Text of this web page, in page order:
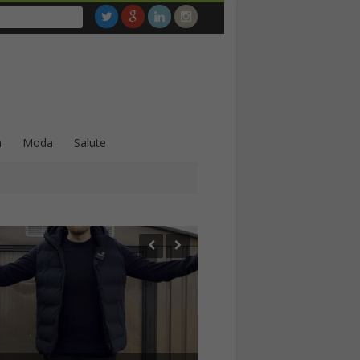
Moda Salute